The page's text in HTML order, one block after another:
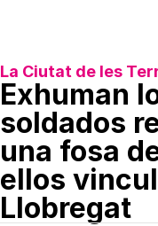
La Ciutat de les
Exhuman
soldados
una fosa
ellos
Llobregat